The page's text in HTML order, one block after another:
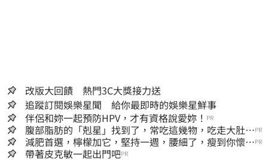
改版大回饋 熱門3C大獎接力送
追蹤訂閱娛樂星聞 給你最即時的娛樂星鮮事
伴侶和妳一起預防HPV，才有資格說愛妳！ PR
腹部脂肪的「剋星」找到了，常吃這幾物，吃走大肚
囊，瘦出小蠻腰
PR
減肥首選，檸檬加它，堅持一週，腰細了，瘦到你懷疑
人生
PR
帶著皮克敏一起出門吧PR